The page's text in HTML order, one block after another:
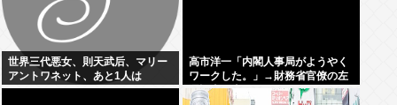
世界三代悪女、則天武后、マリー
アントワネット、あと1人は
高市洋一「内閣人事局がようやく
ワークした。」→財務省官僚の左
遷記事を喜んでポスト